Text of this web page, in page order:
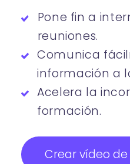
Pone fin a
reuniones.
Comunica
información a
Acelera la
formación.
Crear vídeo